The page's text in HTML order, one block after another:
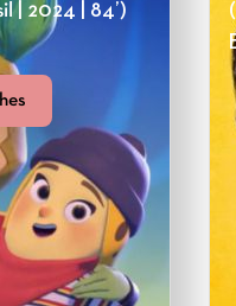
| 2024 | 84’)